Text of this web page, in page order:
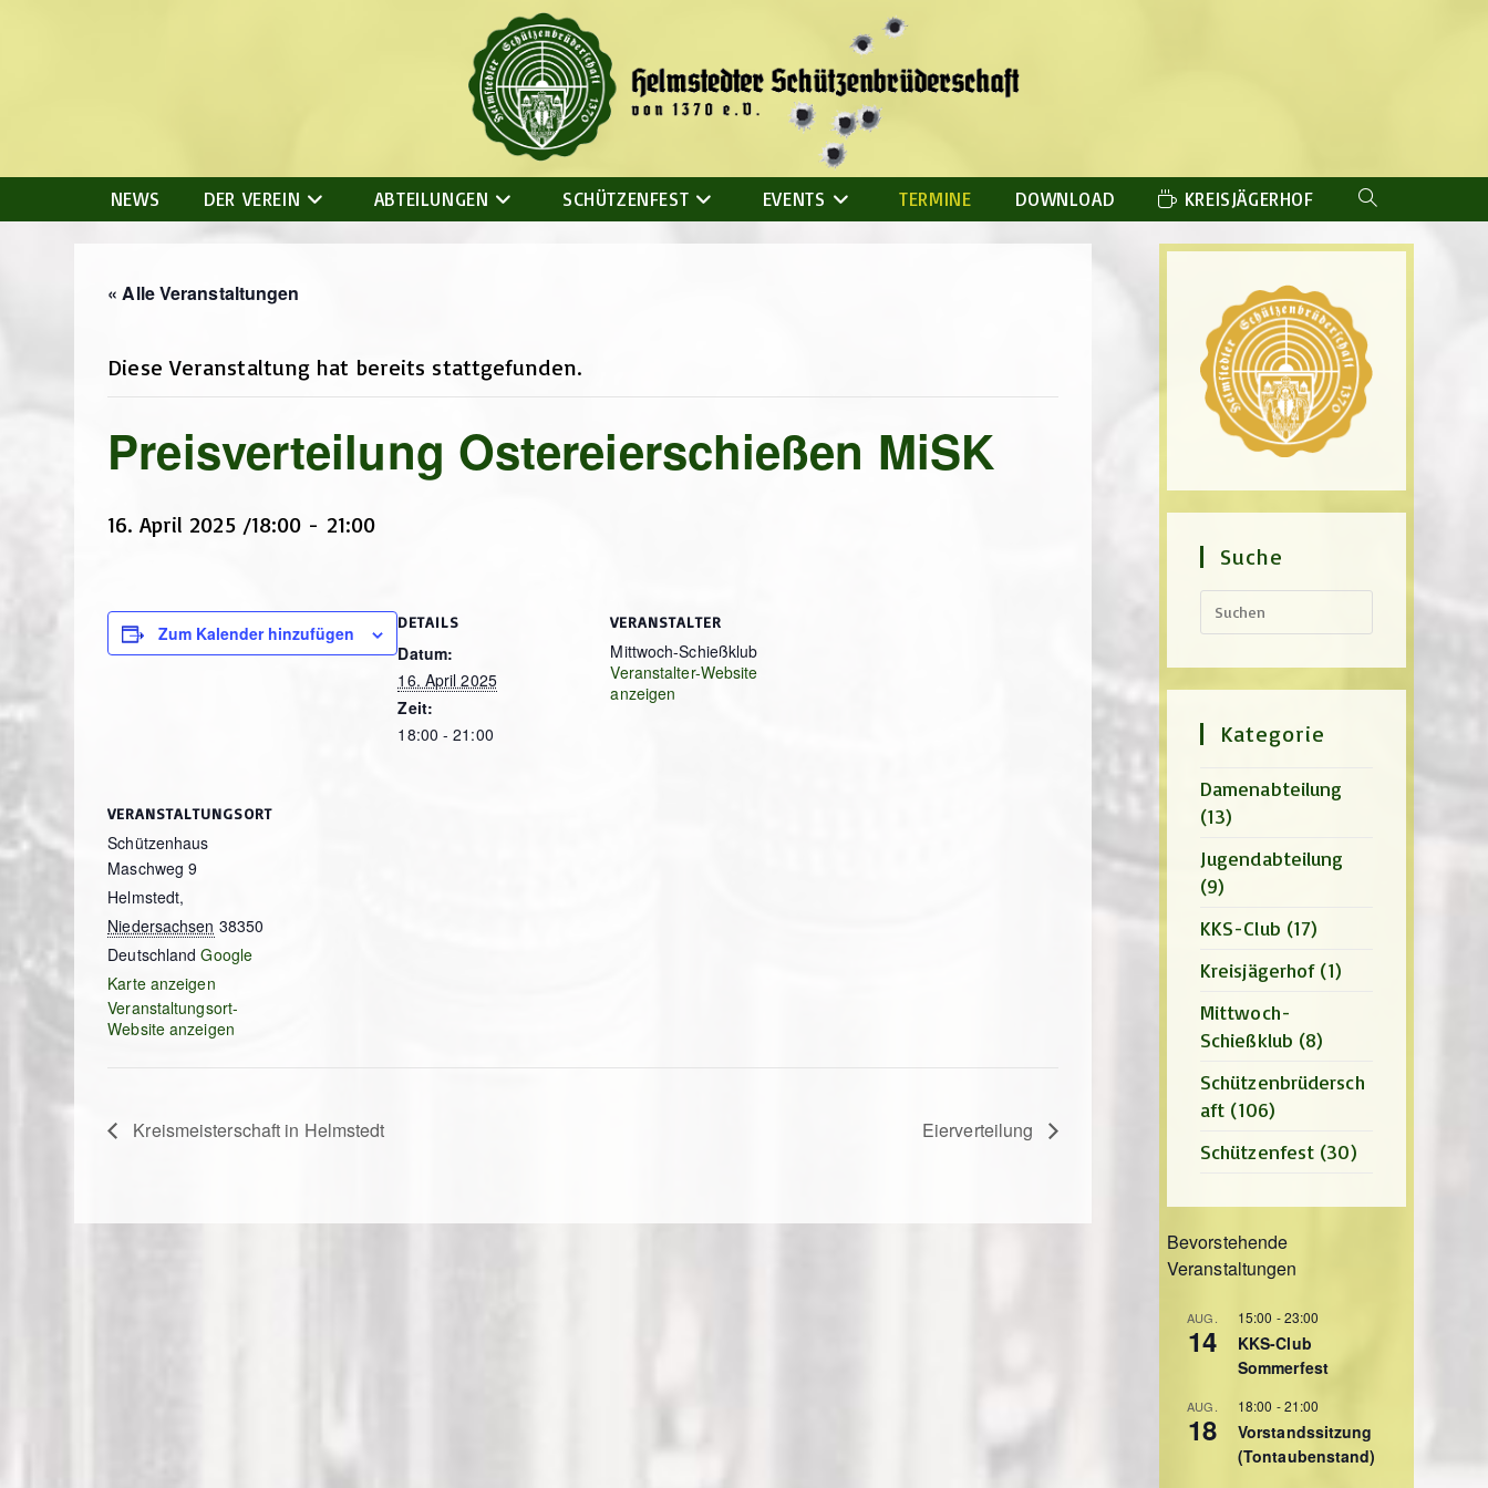
NEWS DER VEREIN ABTEILUNGEN SCHÜTZENFEST EVENTS TERMINE DOWNLOAD KREISJÄGERHOF WEBSITE-
SUCHE
« Alle Veranstaltungen
Diese Veranstaltung hat bereits stattgefunden.
Preisverteilung Ostereierschießen MiSK
16. April 2025 /18:00 - 21:00
Zum Kalender hinzufügen
DETAILS
Datum:
16. April 2025
Zeit:
18:00 - 21:00
VERANSTALTER
Mittwoch-Schießklub
Veranstalter-Website
anzeigen
VERANSTALTUNGSORT
Schützenhaus
Maschweg 9
Helmstedt,
Niedersachsen 38350
Deutschland Google
Karte anzeigen
Veranstaltungsort-
Website anzeigen
Kreismeisterschaft in Helmstedt Eierverteilung
Suche
Kategorie
Damenabteilung
(13)
Jugendabteilung
(9)
KKS-Club (17)
Kreisjägerhof (1)
Mittwoch-
Schießklub (8)
Schützenbrüdersch
aft (106)
Schützenfest (30)
Bevorstehende
Veranstaltungen
AUG.
14
15:00 -23:00
KKS-Club
Sommerfest
AUG.
18
18:00 -21:00
Vorstandssitzung
(Tontaubenstand)